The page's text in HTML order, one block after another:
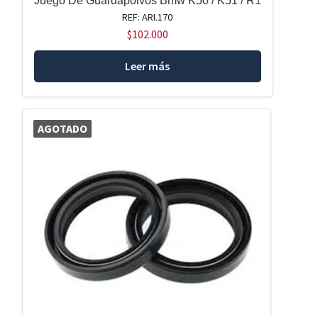
REF: ARI.170
$102.000
Leer más
AGOTADO